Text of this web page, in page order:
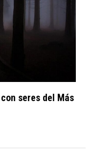
seres del Más